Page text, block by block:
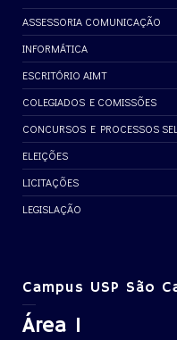
ASSESSORIA COMUNICAÇÃO
INFORMÁTICA
ESCRITÓRIO AIMT
COLEGIADOS E COMISSÕES
CONCURSOS E PROCESSOS
ELEIÇÕES
LICITAÇÕES
LEGISLAÇÃO
Campus USP São
Área 1